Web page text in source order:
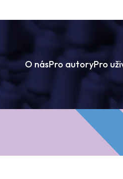
O násPro autoryPro